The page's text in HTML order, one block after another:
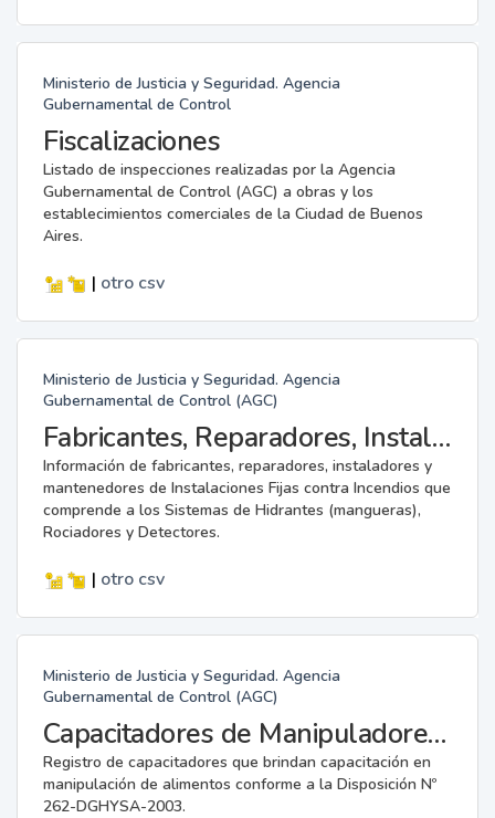
Ministerio de Justicia y Seguridad. Agencia
Gubernamental de Control
Fiscalizaciones
Listado de inspecciones realizadas por la Agencia
Gubernamental de Control (AGC) a obras y los
establecimientos comerciales de la Ciudad de Buenos
Aires.
| otro csv
Ministerio de Justicia y Seguridad. Agencia
Gubernamental de Control (AGC)
Fabricantes, Reparadores, Instaladores y Mantenedores de Instalaciones Fijas contra Incendios.
Información de fabricantes, reparadores, instaladores y
mantenedores de Instalaciones Fijas contra Incendios que
comprende a los Sistemas de Hidrantes (mangueras),
Rociadores y Detectores.
| otro csv
Ministerio de Justicia y Seguridad. Agencia
Gubernamental de Control (AGC)
Capacitadores de Manipuladores de Alimentos.
Registro de capacitadores que brindan capacitación en
manipulación de alimentos conforme a la Disposición Nº
262-DGHYSA-2003.